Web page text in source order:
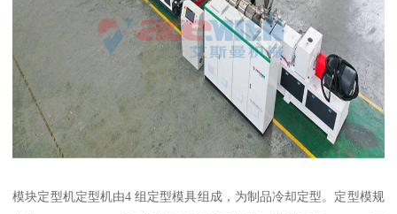
模块定型机定型机由4 组定型模具组成，为制品冷却定型。定型模规